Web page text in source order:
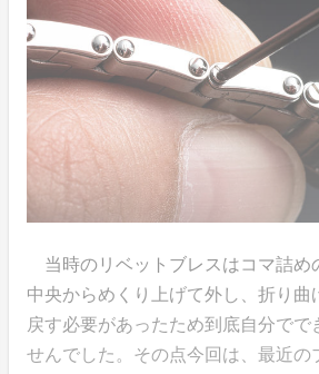
当時のリベットブレスはコマ詰め
中央からめくり上げて外し、折り曲
戻す必要があったため到底自分でで
せんでした。その点今回は、最近の